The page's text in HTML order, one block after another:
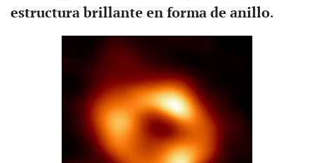
estructura brillante en forma de anillo.